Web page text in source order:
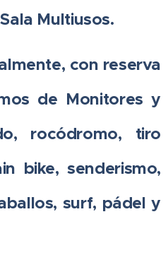
Multiusos.
con reserva
de Monitores y
rocódromo, tiro
bike, senderismo,
surf, pádel y